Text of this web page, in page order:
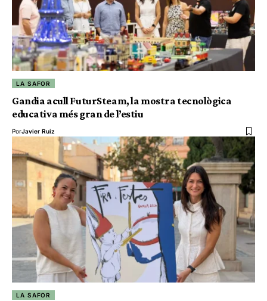
LA SAFOR
Gandia acull FuturSteam, la mostra tecnològica
educativa més gran de l’estiu
PorJavier Ruiz
LA SAFOR